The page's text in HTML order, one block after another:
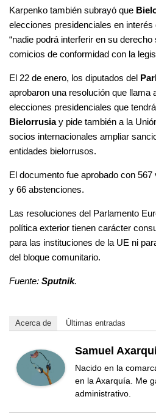
Karpenko también subrayó que
elecciones presidenciales en
“nadie podrá interferir en su
comicios de conformidad con la
El 22 de enero, los diputados del
aprobaron una resolución que llama
elecciones presidenciales que
Bielorrusiay pide también a la
socios internacionales ampliar
entidades bielorrusos.
El documento fue aprobado con
y 66 abstenciones.
Las resoluciones del Parlamento
política exterior tienen carácter
para las instituciones de la UE ni
del bloque comunitario.
Fuente: Sputnik.
Acerca de Últimas entradas
Samuel
Nacido en la
en la Axarquía. Me
administrativo.